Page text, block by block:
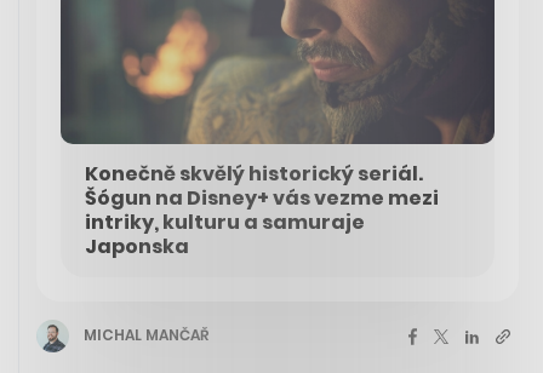
Konečně skvělý historický seriál.
Šógun na Disney+ vás vezme mezi
intriky, kulturu a samuraje
Japonska
MICHAL MANČAŘ